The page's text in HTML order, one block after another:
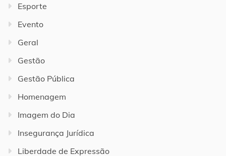
Esporte
Evento
Geral
Gestão
Gestão Pública
Homenagem
Imagem do Dia
Insegurança Jurídica
Liberdade de Expressão